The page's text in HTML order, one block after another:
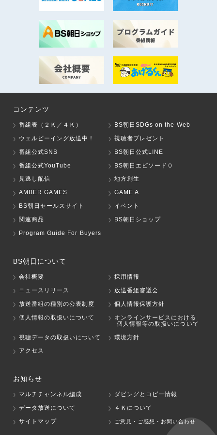
コンテンツ
番組表（２Ｋ／４Ｋ）
BS朝日SDGs on the Web
ウェルビーイング放送中！
視聴者プレゼント
番組公式SNS
BS朝日公式LINE
番組公式YouTube
BS朝日エピソード０
見逃し配信
地方創生
AMBER GAMES
GAME A
BS朝日セールスサイト
イベント
関連商品
BS朝日ショップ
Program Guide For Buyers
BS朝日について
会社概要
採用情報
ニュースリリース
放送番組審議会
放送番組の種別の公表制度
個人情報保護方針
個人情報の取扱いについて
オンラインサービスにおける
個人情報等の取扱いについて
視聴データの取扱いについて
環境方針
アクセス
お知らせ
マルチチャンネル編成
ダビングとコピー情報
データ放送について
４Ｋについて
サイトマップ
ご意見・ご感想・お問い合わせ